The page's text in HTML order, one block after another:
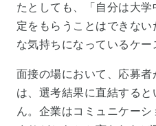
たとしても、「自分は大
定をもらうことはできな
な気持ちになっているケー
面接の場において、応募
は、選考結果に直結する
ん。企業はコミュニケー